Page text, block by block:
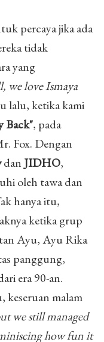
percaya jika ada
tidak
yang
we love Ismaya
lalu, ketika kami
Back", pada
Fox. Dengan
dan JIDHO,
oleh tawa dan
hanya itu,
ketika grup
Ayu, Ayu Rika
panggung,
era 90-an.
keseruan malam
we still managed
how fun it